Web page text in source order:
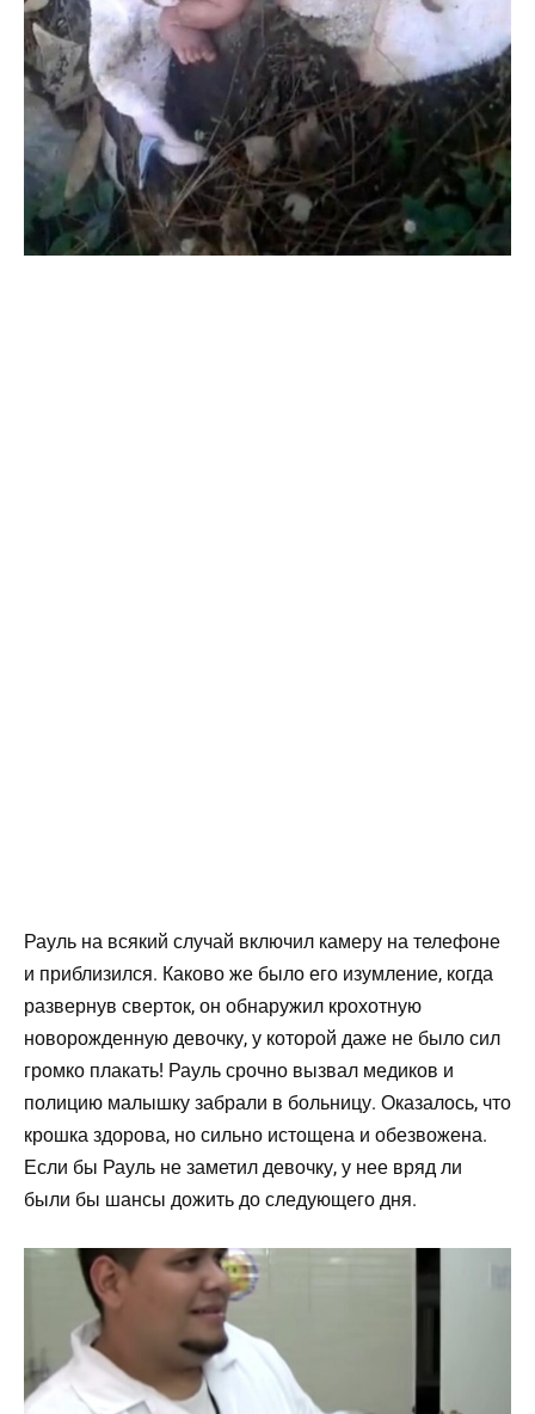
Рауль на всякий случай включил камеру на телефоне
и приблизился. Каково же было его изумление, когда
развернув сверток, он обнаружил крохотную
новорожденную девочку, у которой даже не было сил
громко плакать! Рауль срочно вызвал медиков и
полицию малышку забрали в больницу. Оказалось, что
крошка здорова, но сильно истощена и обезвожена.
Если бы Рауль не заметил девочку, у нее вряд ли
были бы шансы дожить до следующего дня.